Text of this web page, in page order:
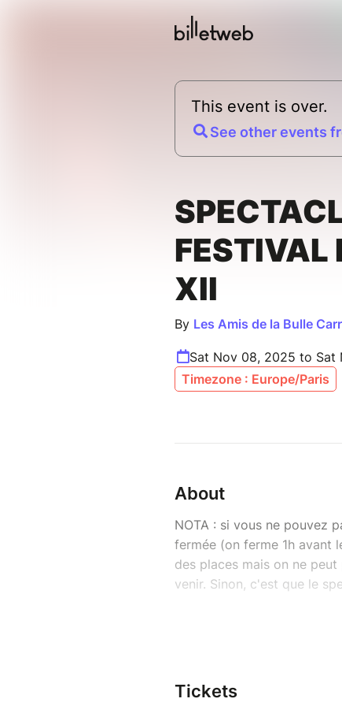
This event is over.
See other events
FESTIVAL
XII
By Les Amis de la Bulle
Sat Nov 08, 2025 to Sat
Timezone : Europe/Paris
About
NOTA : si vous ne pouvez
fermée (on ferme 1h avant
des places mais on ne
venir. Sinon, c'est que le
- 2 spectacles différents :
- 4 spectacles différents :
Tickets